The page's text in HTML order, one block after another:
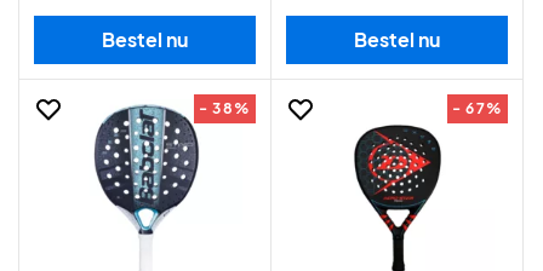
Bestel nu Bestel nu
- 38% - 67%